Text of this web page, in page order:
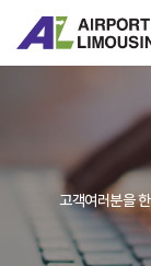
고객여러분을